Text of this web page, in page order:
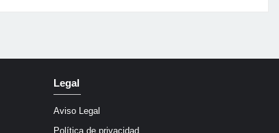
Legal
Aviso Legal
Política de privacidad